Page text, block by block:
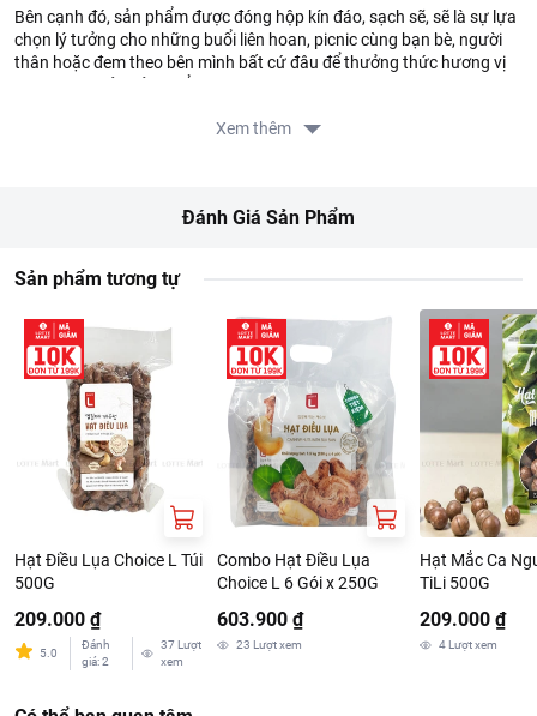
Bên cạnh đó, sản phẩm được đóng hộp kín đáo, sạch sẽ, sẽ là sự lựa
chọn lý tưởng cho những buổi liên hoan, picnic cùng bạn bè, người
thân hoặc đem theo bên mình bất cứ đâu để thưởng thức hương vị
Dùng trực tiếp. Không để trong tủ lạnh ăn sẽ giòn và ngon hơn.
Thông tin từ LOTTE MART:
đơn hàng của Quý khách, vui lòng xem chính sách tại:
Xem thêm
Đánh Giá Sản Phẩm
Sản phẩm tương tự
Hạt Điều Lụa Choice L Túi
500G
209.000 ₫
5.0
Đánh
giá:2
37 Lượt
xem
Combo Hạt Điều Lụa
Choice L 6 Gói x 250G
603.900 ₫
23 Lượt xem
Hạt Mắc Ca
TiLi 500G
209.000 ₫
4Lượt xem